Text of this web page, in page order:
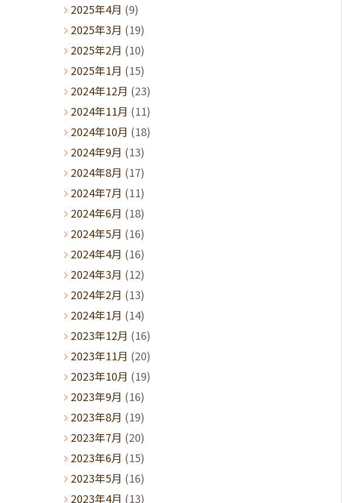
2025年4月 (9)
2025年3月 (19)
2025年2月 (10)
2025年1月 (15)
2024年12月 (23)
2024年11月 (11)
2024年10月 (18)
2024年9月 (13)
2024年8月 (17)
2024年7月 (11)
2024年6月 (18)
2024年5月 (16)
2024年4月 (16)
2024年3月 (12)
2024年2月 (13)
2024年1月 (14)
2023年12月 (16)
2023年11月 (20)
2023年10月 (19)
2023年9月 (16)
2023年8月 (19)
2023年7月 (20)
2023年6月 (15)
2023年5月 (16)
2023年4月 (13)